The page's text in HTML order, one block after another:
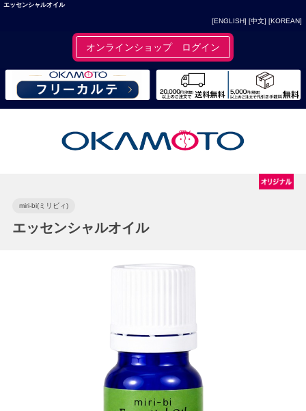
エッセンシャルオイル
[ENGLISH] [中文] [KOREAN]
オンラインショップ ログイン
miri-bi(ミリビィ)
エッセンシャルオイル